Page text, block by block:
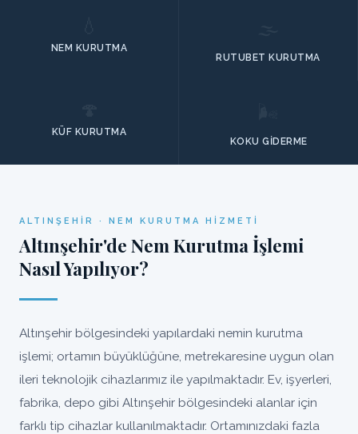
NEM KURUTMA
RUTUBET KURUTMA
KÜF KURUTMA
KOKU GIDERME
ALTINŞEHIR · NEM KURUTMA HIZMETI
Altınşehir'de Nem Kurutma İşlemi
Nasıl Yapılıyor?
Altınşehir bölgesindeki yapılardaki nemin kurutma
işlemi; ortamın büyüklüğüne, metrekaresine uygun olan
ileri teknolojik cihazlarımız ile yapılmaktadır. Ev, işyerleri,
fabrika, depo gibi Altınşehir bölgesindeki alanlar için
farklı tip cihazlar kullanılmaktadır. Ortamınızdaki fazla